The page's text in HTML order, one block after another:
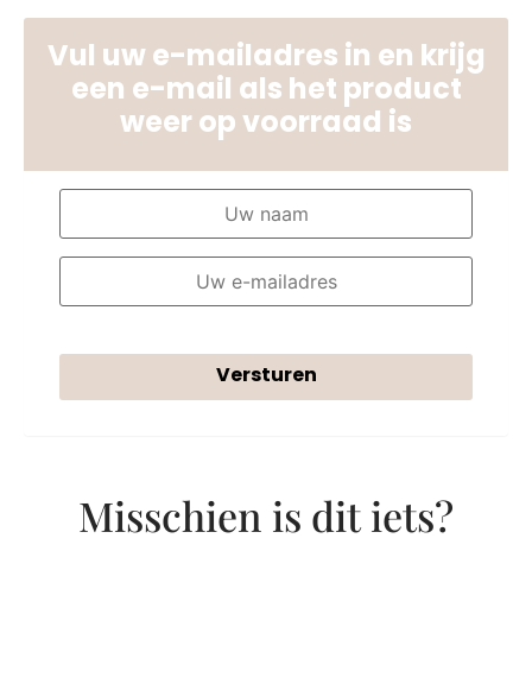
Vul uw e-mailadres in en krijg
een e-mail als het product
weer op voorraad is
Versturen
Misschien is dit iets?